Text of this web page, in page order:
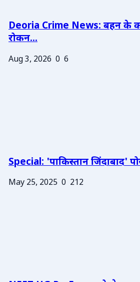
Deoria Crime News: बहन के
रोकन...
Aug 3, 2026 0 6
Special: 'पाकिस्तान जिंदाबाद'
May 25, 2025 0 212